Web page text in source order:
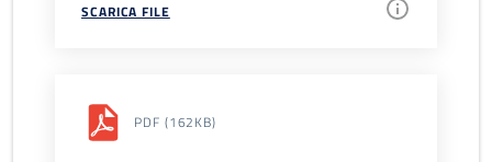
SCARICA FILE
PDF (162KB)